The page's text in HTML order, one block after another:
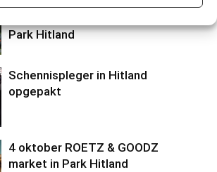
Park Hitland
Schennispleger in Hitland
opgepakt
4 oktober ROETZ & GOODZ
market in Park Hitland